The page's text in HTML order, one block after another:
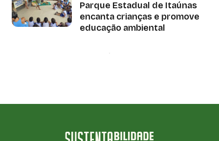
Parque Estadual de Itaúnas
encanta crianças e promove
educação ambiental